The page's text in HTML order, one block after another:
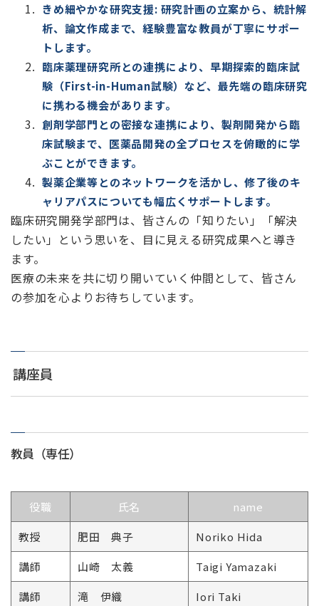
きめ細やかな研究支援: 研究計画の立案から、統計解
析、論文作成まで、経験豊富な教員が丁寧にサポー
トします。
臨床薬理研究所との連携により、早期探索的臨床試
験（First-in-Human試験）など、最先端の臨床研究
に携わる機会があります。
創剤学部門との密接な連携により、製剤開発から臨
床試験まで、医薬品開発の全プロセスを俯瞰的に学
ぶことができます。
製薬企業等とのネットワークを活かし、修了後のキ
ャリアパスについても幅広くサポートします。
臨床研究開発学部門は、皆さんの「知りたい」「解決
したい」という思いを、目に見える研究成果へと導き
ます。
医療の未来を共に切り開いていく仲間として、皆さん
の参加を心よりお待ちしています。
講座員
教員（専任）
役職 氏名
name
教授
肥田 典子
Noriko Hida
講師
山崎 太義
Taigi Yamazaki
講師
滝 伊織 Iori Taki